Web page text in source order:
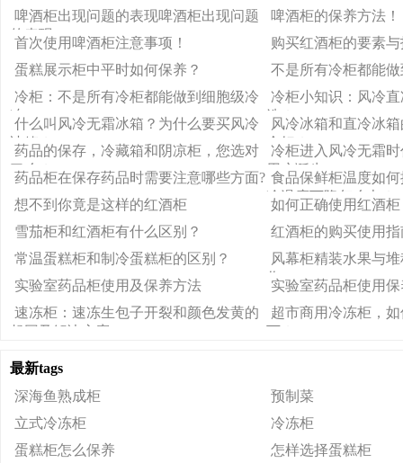
啤酒柜出现问题的表现啤酒柜出现问题
的表现!
啤酒柜的保养方法！
首次使用啤酒柜注意事项！
购买红酒柜的要素
蛋糕展示柜中平时如何保养？
不是所有冷柜都能
冷柜：不是所有冷柜都能做到细胞级冷
冻
冷柜小知识：风冷
选？
什么叫风冷无霜冰箱？为什么要买风冷
冰箱？
风冷冰箱和直冷冰
个好？
药品的保存，冷藏箱和阴凉柜，您选对
了么？
冷柜进入风冷无霜
用户诞生
药品柜在保存药品时需要注意哪些方面? 食品保鲜柜温度如
冷温度下降怎么办？
想不到你竟是这样的红酒柜
如何正确使用红酒柜
雪茄柜和红酒柜有什么区别？
红酒柜的购买使用指
常温蛋糕柜和制冷蛋糕柜的区别？
风幕柜精装水果与
作
实验室药品柜使用及保养方法
实验室药品柜使用
速冻柜：速冻生包子开裂和颜色发黄的
起因及解决方案
超市商用冷冻柜，
下？
最新tags
深海鱼熟成柜
预制菜
立式冷冻柜
冷冻柜
蛋糕柜怎么保养
怎样选择蛋糕柜